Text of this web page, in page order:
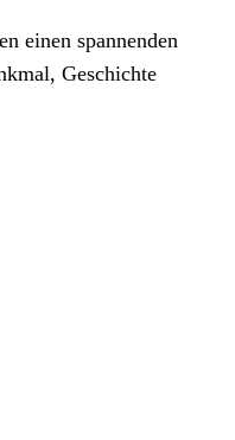
einen spannenden
Geschichte